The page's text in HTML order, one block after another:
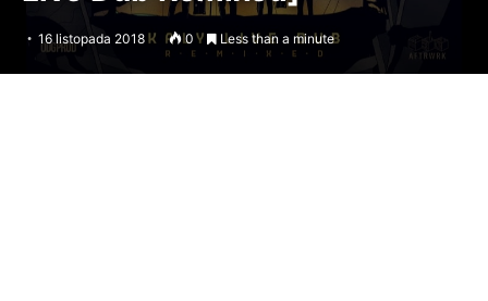
16 listopada 2018 0 Less than a minute